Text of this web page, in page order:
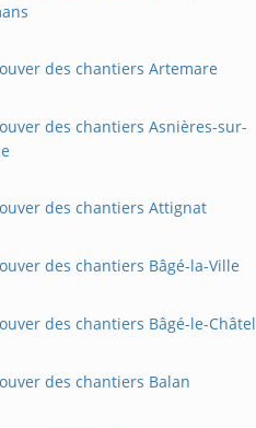
des chantiers Artemare
des chantiers Asnières-sur-
des chantiers Attignat
des chantiers Bâgé-la-Ville
des chantiers Bâgé-le-Châtel
des chantiers Balan